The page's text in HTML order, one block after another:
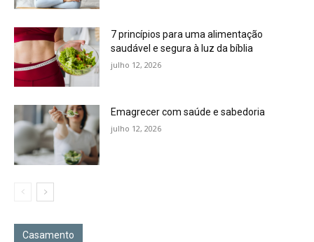
7 princípios para uma alimentação
saudável e segura à luz da bíblia
julho 12, 2026
Emagrecer com saúde e sabedoria
julho 12, 2026
Casamento